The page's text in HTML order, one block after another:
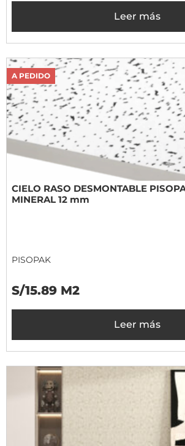
Leer más
A PEDIDO
CIELO RASO DESMONTABLE
MINERAL 12 mm
PISOPAK
S/15.89 M2
Leer más